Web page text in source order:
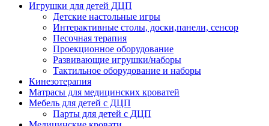
Игрушки для детей ДЦП
Детские настольные игры
Интерактивные столы, доски,панели, сенсор
Песочная терапия
Проекционное оборудование
Развивающие игрушки/наборы
Тактильное оборудование и наборы
Кинезотерапия
Матрасы для медицинских кроватей
Мебель для детей с ДЦП
Парты для детей с ДЦП